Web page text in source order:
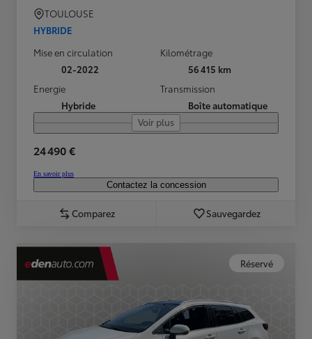
TOULOUSE
HYBRIDE
Mise en circulation
02-2022
Kilométrage
56 415 km
Energie
Hybride
Transmission
Boîte automatique
Voir plus
24 490 €
En savoir plus
Contactez la concession
Comparez Sauvegardez
Réservé